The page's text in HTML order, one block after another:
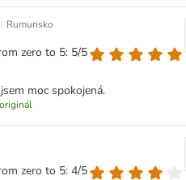
| Rumunsko
zero to 5: 5/5
moc spokojená.
zero to 5: 4/5